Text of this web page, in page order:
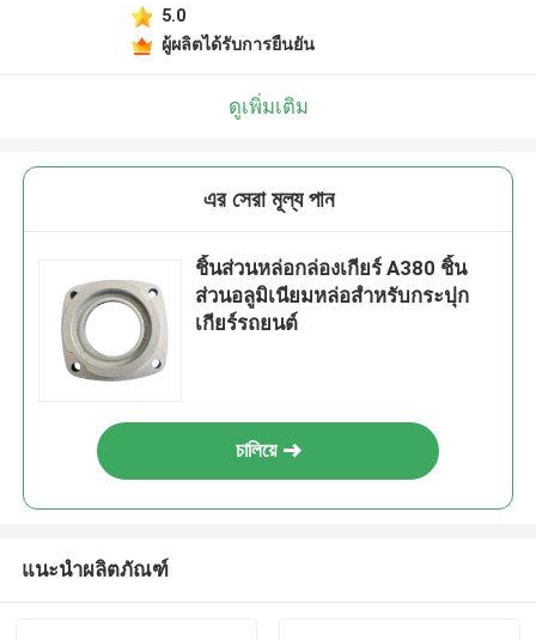
5.0
ผู้ผลิตได้รับการยืนยัน
ดูเพิ่มเติม
এর সেরা মূল্য পান
ชิ้นส่วนหล่อกล่องเกียร์ A380 ชิ้น
ส่วนอลูมิเนียมหล่อสำหรับกระปุก
เกียร์รถยนต์
চালিয়ে
แนะนำผลิตภัณฑ์